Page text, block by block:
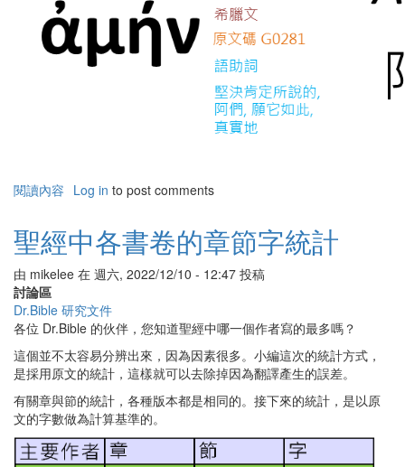
閱讀內容 有
們
意
與
不
同
用
Log in to post comments
聖經中各書卷的章節字統計
由 mikelee 在 週六, 2022/12/10 - 12:47 投稿
討論區
Dr.Bible 研究文件
各位 Dr.Bible 的伙伴，您知道聖經中哪一個作者寫的最多嗎？
這個並不太容易分辨出來，因為因素很多。小編這次的統計方式，
是採用原文的統計，這樣就可以去除掉因為翻譯產生的誤差。
有關章與節的統計，各種版本都是相同的。接下來的統計，是以原
文的字數做為計算基準的。